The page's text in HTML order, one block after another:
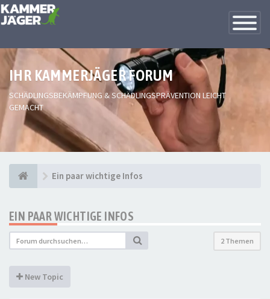
Toggle
IHR KAMMERJÄGER FORUM
SCHÄDLINGSBEKÄMPFUNG & SCHÄDLINGSPRÄVENTION LEICHT
GEMACHT
Ein paar wichtige Infos
EIN PAAR WICHTIGE INFOS
2 Themen
New Topic